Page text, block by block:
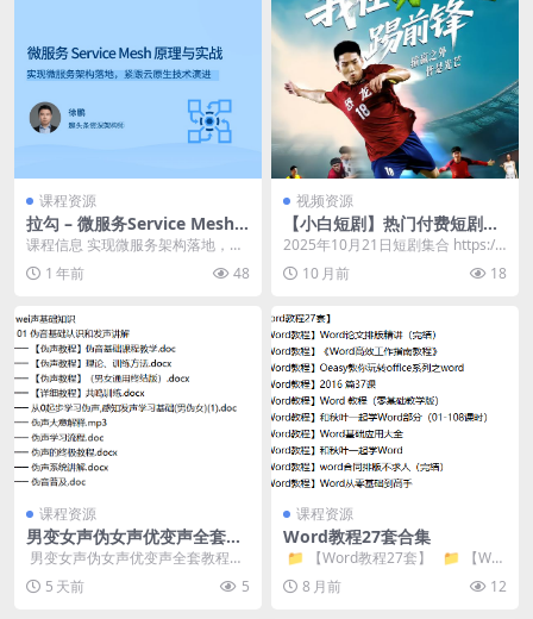
课程资源
拉勾 – 微服务Service Mesh
原理与实战
课程信息 实现微服务架构落地，紧
跟云原生技术演进。 课程目录 ├─
─ 01 注册...
1 年前 48
视频资源
【小白短剧】热门付费短剧资
源分享2025年10月21日 93部
2025年10月21日短剧集合 https://
pan.quark.cn/s/3...
10 月前 18
课程资源
男变女声伪女声优变声全套教
程，网赚套路必备技能
​ 男变女声伪女声优变声全套教程，
网赚套路必备技能 ├── 01 wei声
基础知...
5 天前 5
课程资源
Word教程27套合集
​ 📁 【Word教程27套】 📁 【Wor
d教程】Word论文排...
8 月前 12